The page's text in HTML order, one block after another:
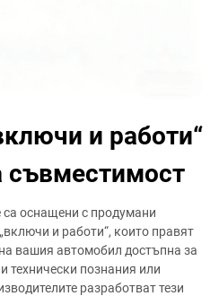
и работи“
съвместимост
оснащени с продумани
и работи“, които правят
вашия автомобил достъпна за
технически познания или
разработват тези